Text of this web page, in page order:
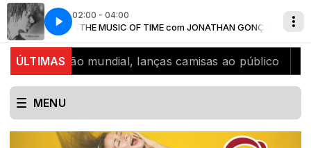
02:00 - 04:00
THE MUSIC OF TIME com JONATHAN GONÇALVES
DJAVAN - Se
ÚLTIMASmundial, lanças camisas ao público SJB
MENU